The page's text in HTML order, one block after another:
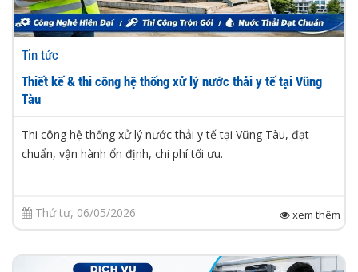
Tin tức
Thiết kế & thi công hệ thống xử lý nước thải y tế tại Vũng
Tàu
Thi công hệ thống xử lý nước thải y tế tại Vũng Tàu, đạt
chuẩn, vận hành ổn định, chi phí tối ưu.
Thứ tư, 06/05/2026 xem thêm